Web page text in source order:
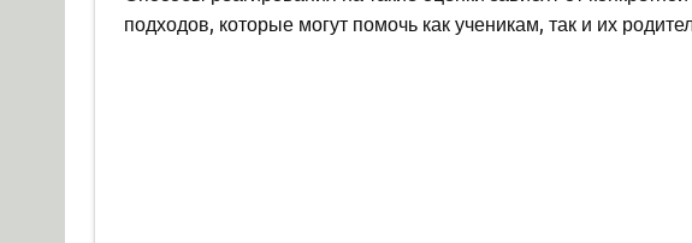
подходов, которые могут помочь как ученикам, так и их